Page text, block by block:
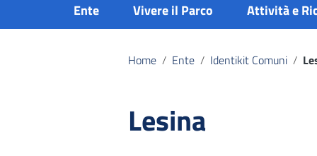
Ente Vivere il Parco Attività e
Home / Ente / Identikit Comuni /
Lesina